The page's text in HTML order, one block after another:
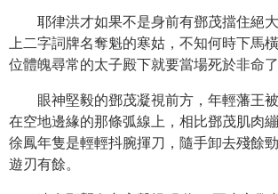
耶律洪才如果不是身前有鄧茂擋住絕
上二字詞牌名奪魁的寒姑，不知何時下馬
位體魄尋常的太子殿下就要當場死於非命了
眼神堅毅的鄧茂凝視前方，年輕藩王
在空地邊緣的那條弧線上，相比鄧茂肌肉
徐鳳年隻是輕輕抖腕揮刀，隨手卸去殘餘
遊刃有餘。